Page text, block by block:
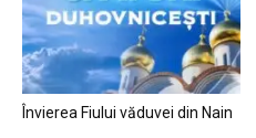
Învierea Fiului văduvei din Nain